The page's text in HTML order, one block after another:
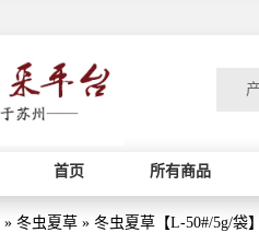
首页 所有商品
» 冬虫夏草 » 冬虫夏草【L-50#/5g/袋